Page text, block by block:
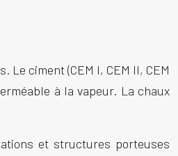
ciment (CEM I, CEM II, CEM
à la vapeur. La chaux
et structures porteuses